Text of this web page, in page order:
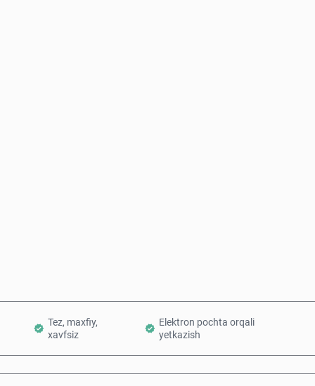
Tez, maxfiy,
xavfsiz
Elektron pochta orqali
yetkazish